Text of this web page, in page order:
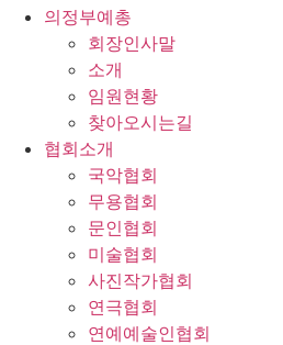
의정부예총
회장인사말
소개
임원현황
찾아오시는길
협회소개
국악협회
무용협회
문인협회
미술협회
사진작가협회
연극협회
연예예술인협회